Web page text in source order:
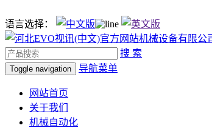
语言选择：
搜 索
Toggle navigation 导航菜单
网站首页
关于我们
机械自动化